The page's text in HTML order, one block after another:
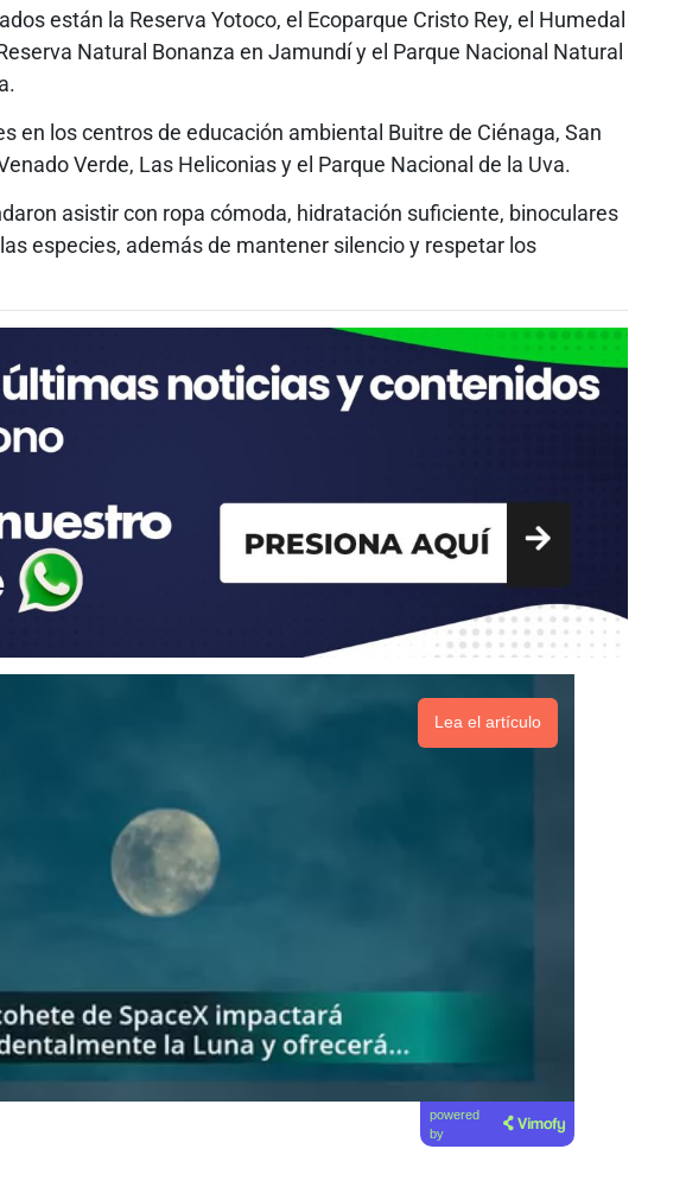
están la Reserva Yotoco, el Ecoparque Cristo Rey, el Humedal
Natural Bonanza en Jamundí y el Parque Nacional Natural
en los centros de educación ambiental Buitre de Ciénaga, San
Verde, Las Heliconias y el Parque Nacional de la Uva.
asistir con ropa cómoda, hidratación suficiente, binoculares
especies, además de mantener silencio y respetar los
Lea el artículo
powered
by